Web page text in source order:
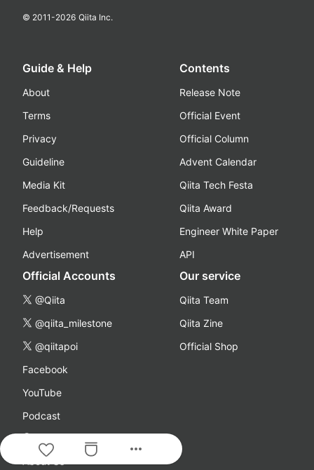
more_horiz
© 2011-2026 Qiita Inc.
Guide & Help
About
Terms
Privacy
Guideline
Media Kit
Feedback/Requests
Help
Advertisement
Contents
Release Note
Official Event
Official Column
Advent Calendar
Qiita Tech Festa
Qiita Award
Engineer White Paper
API
Official Accounts
@Qiita
@qiita_milestone
@qiitapoi
Facebook
YouTube
Podcast
Our service
Qiita Team
Qiita Zine
Official Shop
Company